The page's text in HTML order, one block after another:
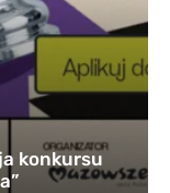
konkursu